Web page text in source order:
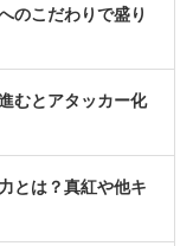
のこだわりで盛り
むとアタッカー化
とは？真紅や他キ